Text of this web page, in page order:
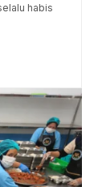
habis